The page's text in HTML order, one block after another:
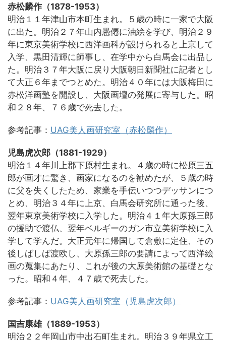
赤松麟作（1878-1953）
明治１１年津山市本町生まれ。５歳の時に一家で大阪
に出た。明治２７年山内愚僊に油絵を学び、明治２９
年に東京美術学校に西洋画科が設けられると上京して
入学、黒田清輝に師事し、在学中から白馬会に出品し
た。明治３７年大阪に戻り大阪朝日新聞社に記者とし
て大正６年までつとめた。明治４０年には大阪梅田に
赤松洋画塾を開設し、大阪画壇の発展に寄与した。昭
和２８年、７６歳で死去した。
参考記事： UAG美人画研究室（赤松麟作）
児島虎次郎（1881-1929）
明治１４年川上郡下原村生まれ。４歳の時に松原三五
郎が画才に驚き、画家になるのを勧めたが、５歳の時
に父を失くしたため、家業を手伝いつつデッサンにつ
とめ、明治３４年に上京、白馬会研究所に通った後、
翌年東京美術学校に入学した。明治４１年大原孫三郎
の援助で渡仏、翌年ベルギーのガン市立美術学校に入
学して学んだ。大正元年に帰国して倉敷に定住、その
後しばしば渡欧し、大原孫三郎の要請によって西洋絵
画の蒐集にあたり、これが後の大原美術館の基礎とな
った。昭和４年、４７歳で死去した。
参考記事： UAG美人画研究室（児島虎次郎）
国吉康雄（1889-1953）
明治２２年岡山市中出石町生まれ。明治３９年県立工